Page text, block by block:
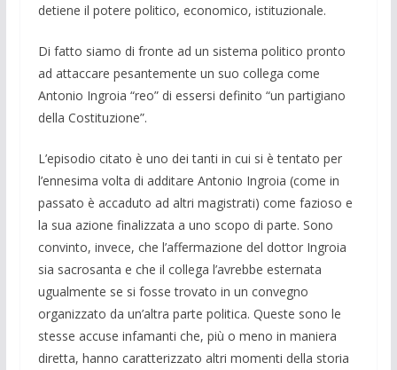
detiene il potere politico, economico, istituzionale.
Di fatto siamo di fronte ad un sistema politico pronto
ad attaccare pesantemente un suo collega come
Antonio Ingroia “reo” di essersi definito “un partigiano
della Costituzione”.
L’episodio citato è uno dei tanti in cui si è tentato per
l’ennesima volta di additare Antonio Ingroia (come in
passato è accaduto ad altri magistrati) come fazioso e
la sua azione finalizzata a uno scopo di parte. Sono
convinto, invece, che l’affermazione del dottor Ingroia
sia sacrosanta e che il collega l’avrebbe esternata
ugualmente se si fosse trovato in un convegno
organizzato da un’altra parte politica. Queste sono le
stesse accuse infamanti che, più o meno in maniera
diretta, hanno caratterizzato altri momenti della storia